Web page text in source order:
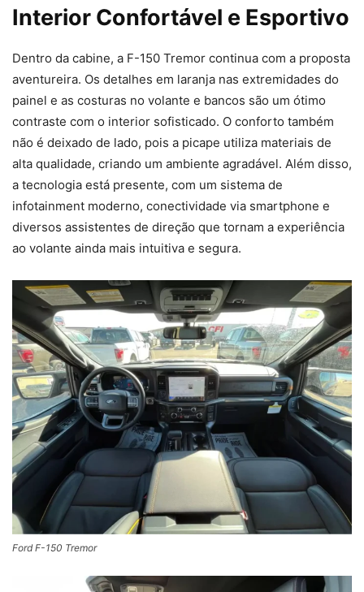
Interior Confortável e Esportivo
Dentro da cabine, a F-150 Tremor continua com a proposta
aventureira. Os detalhes em laranja nas extremidades do
painel e as costuras no volante e bancos são um ótimo
contraste com o interior sofisticado. O conforto também
não é deixado de lado, pois a picape utiliza materiais de
alta qualidade, criando um ambiente agradável. Além disso,
a tecnologia está presente, com um sistema de
infotainment moderno, conectividade via smartphone e
diversos assistentes de direção que tornam a experiência
ao volante ainda mais intuitiva e segura.
Ford F-150 Tremor